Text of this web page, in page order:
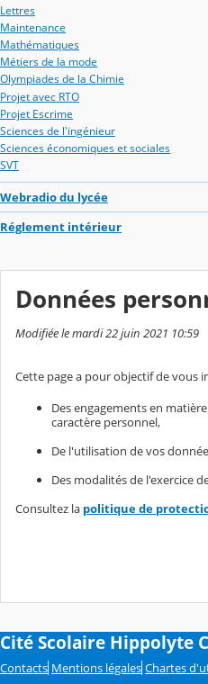
Lettres
Maintenance
Mathématiques
Métiers de la mode
Olympiades de la Chimie
Projet avec RTO
Projet Escrime
Sciences de l'ingénieur
Sciences économiques et sociales
SVT
Webradio du lycée
Réglement intérieur
Données
Modifiée le mardi 22 juin 2021 10:59
Cette page a pour objectif de vous
Des engagements en
caractère personnel,
De l'utilisation de vos
Des modalités de l'exercice
Consultez la politique de
Cité Scolaire Hippolyte
Contacts Mentions légales Chartes